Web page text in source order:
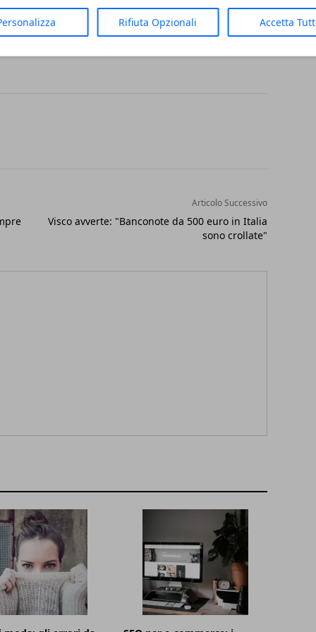
Rifiuta Opzionali Accetta
con una sua storia. Ed elegante, sì. Il che
Articolo Successivo
Visco avverte: "Banconote da 500 euro in Italia
sono crollate"